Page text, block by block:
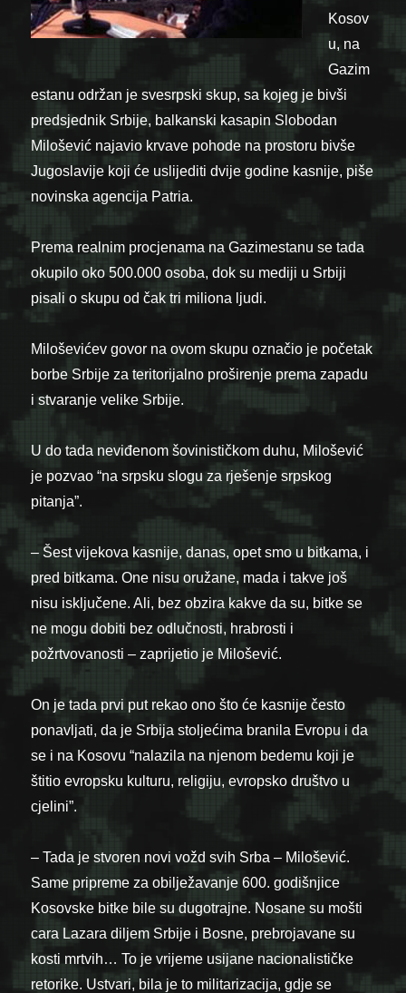
Kosov
u, na
Gazim
estanu održan je svesrpski skup, sa kojeg je bivši
predsjednik Srbije, balkanski kasapin Slobodan
Milošević najavio krvave pohode na prostoru bivše
Jugoslavije koji će uslijediti dvije godine kasnije, piše
novinska agencija Patria.
Prema realnim procjenama na Gazimestanu se tada
okupilo oko 500.000 osoba, dok su mediji u Srbiji
pisali o skupu od čak tri miliona ljudi.
Miloševićev govor na ovom skupu označio je početak
borbe Srbije za teritorijalno proširenje prema zapadu
i stvaranje velike Srbije.
U do tada neviđenom šovinističkom duhu, Milošević
je pozvao “na srpsku slogu za rješenje srpskog
pitanja”.
– Šest vijekova kasnije, danas, opet smo u bitkama, i
pred bitkama. One nisu oružane, mada i takve još
nisu isključene. Ali, bez obzira kakve da su, bitke se
ne mogu dobiti bez odlučnosti, hrabrosti i
požrtvovanosti – zaprijetio je Milošević.
On je tada prvi put rekao ono što će kasnije često
ponavljati, da je Srbija stoljećima branila Evropu i da
se i na Kosovu “nalazila na njenom bedemu koji je
štitio evropsku kulturu, religiju, evropsko društvo u
cjelini”.
– Tada je stvoren novi vožd svih Srba – Milošević.
Same pripreme za obilježavanje 600. godišnjice
Kosovske bitke bile su dugotrajne. Nosane su mošti
cara Lazara diljem Srbije i Bosne, prebrojavane su
kosti mrtvih… To je vrijeme usijane nacionalističke
retorike. Ustvari, bila je to militarizacija, gdje se